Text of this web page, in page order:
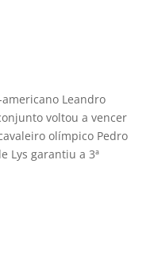
Leandro
voltou a vencer
olímpico Pedro
Lys garantiu a 3ª